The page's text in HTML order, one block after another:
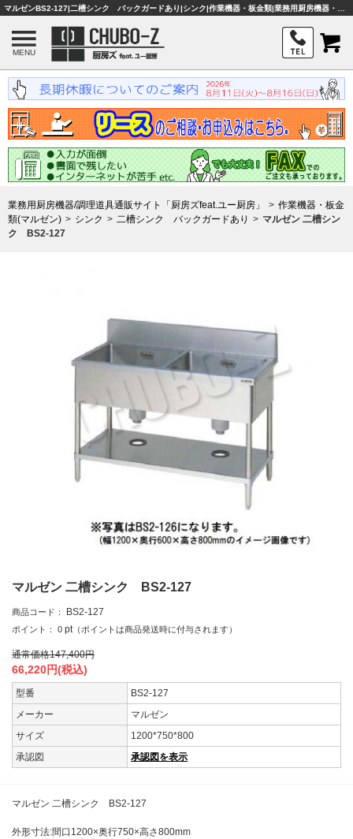
MENU
業務用厨房機器/調理道具通販サイト「厨房ズfeat.ユー厨房」
作業機器・板金
類(マルゼン)
シンク 二槽シンク バックガードあり
マルゼン 二槽シン
ク BS2-127
マルゼン 二槽シンク BS2-127
商品コード： BS2-127
ポイント： 0 pt （ポイントは商品発送時に付与されます）
通常価格147,400円
66,220円(税込)
型番
BS2-127
メーカー
マルゼン
サイズ
1200*750*800
承認図
承認図を表示
マルゼン 二槽シンク BS2-127
外形寸法:間口1200×奥行750×高さ800mm